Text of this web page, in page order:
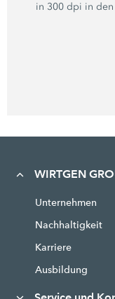
in 300 dpi in den
WIRTGEN
Unternehmen
Nachhaltigkeit
Karriere
Ausbildung